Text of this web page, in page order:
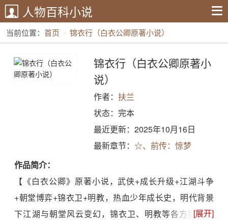
人物百科小说
当前位置： 首页 锦衣行（白衣公卿原著小说）
锦衣行（白衣公卿原著小
说）
作者： 扶兰
状态：完本
最近更新：2025年10月16日
最新章节： ☆、前传：惊梦
作品简介：
【《白衣公卿》原著小说，武侠+成长升级+江湖斗争
+朝堂博弈+锦衣卫+明教，热血少年成长史，明代背景
下江湖与朝堂风云变幻，锦衣卫、明教等各方势力博
[展开]